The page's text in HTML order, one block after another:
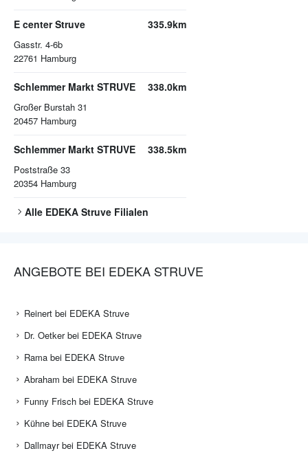
E center Struve
Gasstr. 4-6b
22761 Hamburg
335.9km
Schlemmer Markt STRUVE
Großer Burstah 31
20457 Hamburg
338.0km
Schlemmer Markt STRUVE
Poststraße 33
20354 Hamburg
338.5km
Alle EDEKA Struve Filialen
ANGEBOTE BEI EDEKA STRUVE
Reinert bei EDEKA Struve
Dr. Oetker bei EDEKA Struve
Rama bei EDEKA Struve
Abraham bei EDEKA Struve
Funny Frisch bei EDEKA Struve
Kühne bei EDEKA Struve
Dallmayr bei EDEKA Struve